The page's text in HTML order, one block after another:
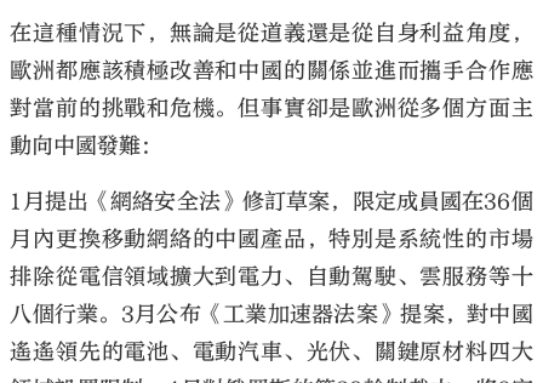
在這種情況下，無論是從道義還是從自身利益角度，
歐洲都應該積極改善和中國的關係並進而攜手合作應
對當前的挑戰和危機。但事實卻是歐洲從多個方面主
動向中國發難：
1月提出《網絡安全法》修訂草案，限定成員國在36個
月內更換移動網絡的中國產品，特別是系統性的市場
排除從電信領域擴大到電力、自動駕駛、雲服務等十
八個行業。3月公布《工業加速器法案》提案，對中國
遙遙領先的電池、電動汽車、光伏、關鍵原材料四大